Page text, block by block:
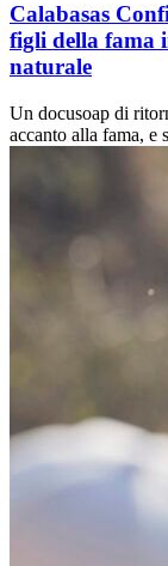
Calabasas
figli della fama
naturale
Un docusoap di
accanto alla fama,